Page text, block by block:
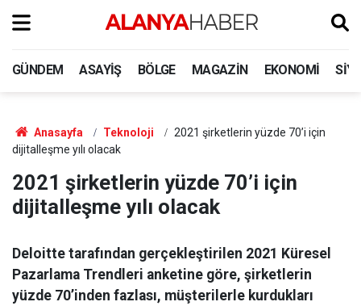
GÜNDEM ASAYIŞ BÖLGE MAGAZIN EKONOMI
Anasayfa Teknoloji
2021 şirketlerin yüzde 70’i için
dijitalleşme yılı olacak
2021 şirketlerin yüzde 70’i için
dijitalleşme yılı olacak
Deloitte tarafından gerçekleştirilen 2021 Küresel
Pazarlama Trendleri anketine göre, şirketlerin
yüzde 70’inden fazlası, müşterilerle kurdukları